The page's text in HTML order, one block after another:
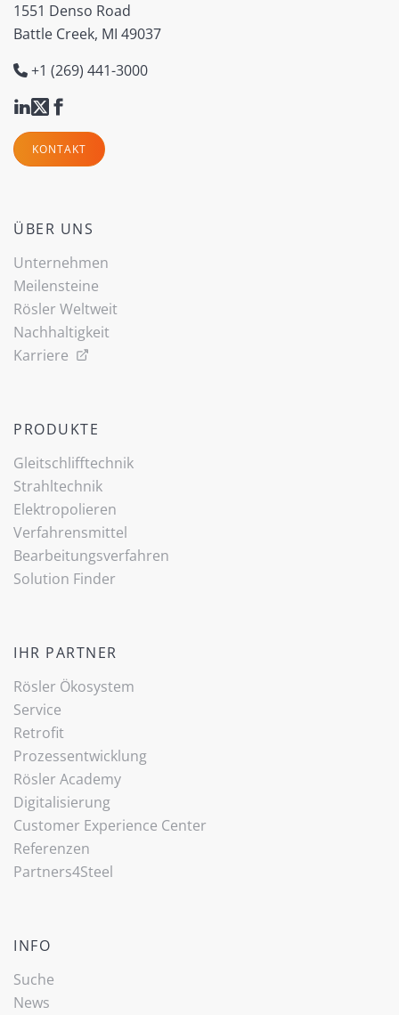
1551 Denso Road
Battle Creek, MI 49037
+1 (269) 441-3000
KONTAKT
ÜBER UNS
Unternehmen
Meilensteine
Rösler Weltweit
Nachhaltigkeit
Karriere
PRODUKTE
Gleitschlifftechnik
Strahltechnik
Elektropolieren
Verfahrensmittel
Bearbeitungsverfahren
Solution Finder
IHR PARTNER
Rösler Ökosystem
Service
Retrofit
Prozessentwicklung
Rösler Academy
Digitalisierung
Customer Experience Center
Referenzen
Partners4Steel
INFO
Suche
News